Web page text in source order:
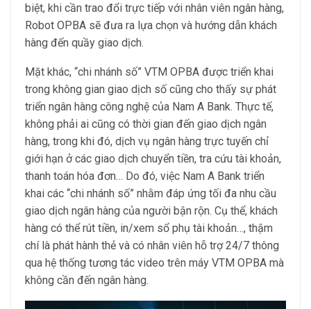
biệt, khi cần trao đổi trực tiếp với nhân viên ngân hàng,
Robot OPBA sẽ đưa ra lựa chọn và hướng dẫn khách
hàng đến quầy giao dịch.
Mặt khác, “chi nhánh số” VTM OPBA được triển khai
trong không gian giao dịch số cũng cho thấy sự phát
triển ngân hàng công nghệ của Nam A Bank. Thực tế,
không phải ai cũng có thời gian đến giao dịch ngân
hàng, trong khi đó, dịch vụ ngân hàng trực tuyến chỉ
giới hạn ở các giao dịch chuyển tiền, tra cứu tài khoản,
thanh toán hóa đơn… Do đó, việc Nam A Bank triển
khai các “chi nhánh số” nhằm đáp ứng tối đa nhu cầu
giao dịch ngân hàng của người bận rộn. Cụ thể, khách
hàng có thể rút tiền, in/xem sổ phụ tài khoản…, thậm
chí là phát hành thẻ và có nhân viên hỗ trợ 24/7 thông
qua hệ thống tương tác video trên máy VTM OPBA mà
không cần đến ngân hàng.